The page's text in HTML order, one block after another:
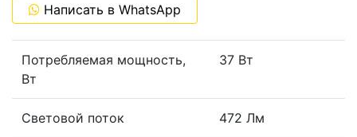
-1
Написать в WhatsApp
Потребляемая мощность,
Вт
37 Вт
Световой поток 472 Лм